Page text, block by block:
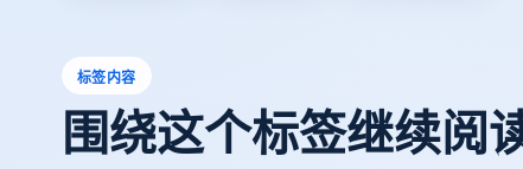
标签内容
围绕这个标签继续阅